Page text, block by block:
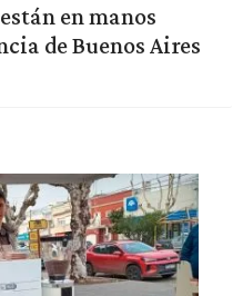
en manos
de Buenos Aires